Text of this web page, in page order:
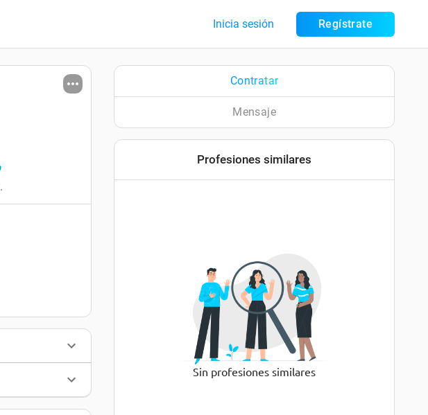
Inicia sesión Regístrate
Contratar
Mensaje
Profesiones similares
Sin profesiones similares